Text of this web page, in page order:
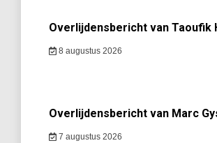
Overlijdensbericht van Taoufik
8 augustus 2026
Overlijdensbericht van Marc
7 augustus 2026